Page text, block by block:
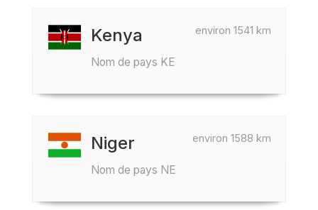
environ 1541 km
Kenya
Nom de pays KE
environ 1588 km
Niger
Nom de pays NE